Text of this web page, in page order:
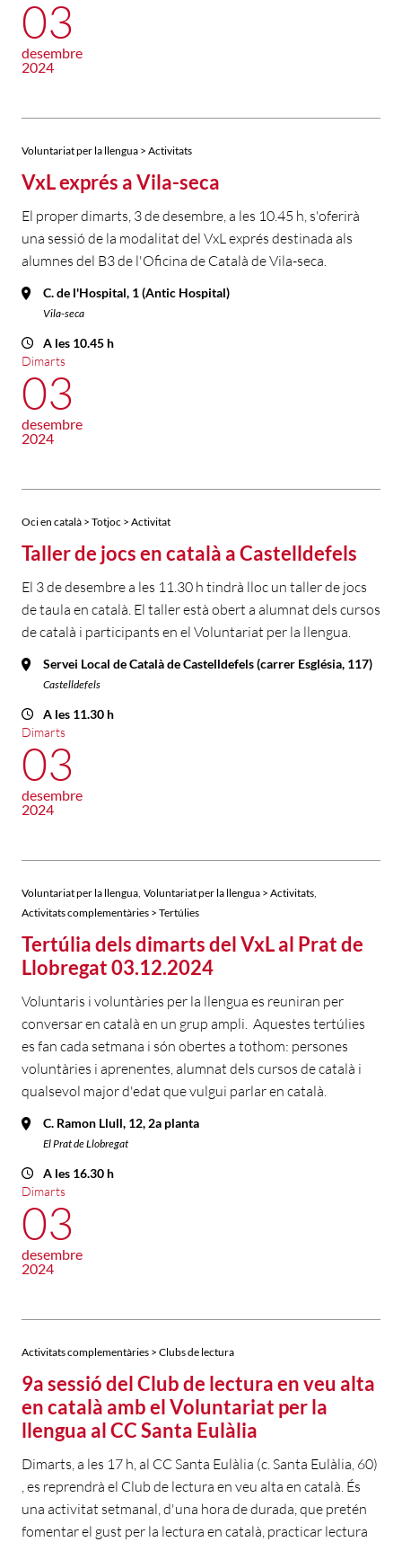
03
desembre
2024
Voluntariat per la llengua > Activitats
VxL exprés a Vila-seca
El proper dimarts, 3 de desembre, a les 10.45 h, s'oferirà
una sessió de la modalitat del VxL exprés destinada als
alumnes del B3 de l'Oficina de Català de Vila-seca.
C. de l'Hospital, 1 (Antic Hospital)
Vila-seca
A les 10.45 h
Dimarts
03
desembre
2024
Oci en català > Totjoc > Activitat
Taller de jocs en català a Castelldefels
El 3 de desembre a les 11.30 h tindrà lloc un taller de jocs
de taula en català. El taller està obert a alumnat dels cursos
de català i participants en el Voluntariat per la llengua.
Servei Local de Català de Castelldefels (carrer Església, 117)
Castelldefels
A les 11.30 h
Dimarts
03
desembre
2024
Voluntariat per la llengua Voluntariat per la llengua > Activitats
Activitats complementàries > Tertúlies
Tertúlia dels dimarts del VxL al Prat de
Llobregat 03.12.2024
Voluntaris i voluntàries per la llengua es reuniran per
conversar en català en un grup ampli. Aquestes tertúlies
es fan cada setmana i són obertes a tothom: persones
voluntàries i aprenentes, alumnat dels cursos de català i
qualsevol major d'edat que vulgui parlar en català.
C. Ramon Llull, 12, 2a planta
El Prat de Llobregat
A les 16.30 h
Dimarts
03
desembre
2024
Activitats complementàries > Clubs de lectura
9a sessió del Club de lectura en veu alta
en català amb el Voluntariat per la
llengua al CC Santa Eulàlia
Dimarts, a les 17 h, al CC Santa Eulàlia (c. Santa Eulàlia, 60)
, es reprendrà el Club de lectura en veu alta en català. És
una activitat setmanal, d'una hora de durada, que pretén
fomentar el gust per la lectura en català, practicar lectura